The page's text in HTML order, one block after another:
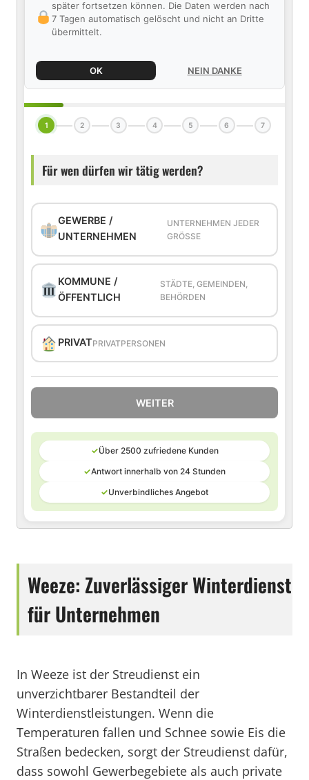
später fortsetzen können. Die Daten werden nach
7 Tagen automatisch gelöscht und nicht an Dritte
übermittelt.
OK NEIN DANKE
1 2 3 4 5 6 7
Für wen dürfen wir tätig werden?
GEWERBE /
UNTERNEHMEN
UNTERNEHMEN JEDER
GRÖSSE
KOMMUNE /
ÖFFENTLICH
STÄDTE, GEMEINDEN,
BEHÖRDEN
PRIVATPRIVATPERSONEN
WEITER
✓Über 2500 zufriedene Kunden
✓Antwort innerhalb von 24 Stunden
✓Unverbindliches Angebot
Weeze: Zuverlässiger Winterdienst
für Unternehmen
In Weeze ist der Streudienst ein
unverzichtbarer Bestandteil der
Winterdienstleistungen. Wenn die
Temperaturen fallen und Schnee sowie Eis die
Straßen bedecken, sorgt der Streudienst dafür,
dass sowohl Gewerbegebiete als auch private